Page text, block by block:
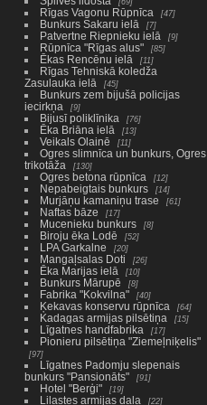
Rīgas Vagonu Rūpnīca 47
Bunkurs Sakaru ielā 7
Patvertne Riepnieku ielā 9
Rūpnīca "Rīgas alus" 85
Ēkas Rencēnu ielā 11
Rīgas Tehniskā koledža
Zasulauka ielā
45
Bunkurs zem bijušā policijas
iecirkņa
9
Bijusī poliklīnika 76
Ēka Briāna ielā 13
Veikals Olainē 11
Ogres slimnīca un bunkurs, Ogres
trikotāža
130
Ogres betona rūpnīca 12
Nepabeigtais bunkurs 14
Murjāņu kamaniņu trase 61
Naftas bāze 17
Mucenieku bunkurs 8
Biroju ēka Lodē 52
LPA Garkalne 20
Mangaļsalas Doti 26
Ēka Marijas ielā 10
Bunkurs Mārupē 8
Fabrika "Kokvilna" 40
Ķekavas konservu rūpnīca 64
Kadagas armijas pilsētiņa 15
Līgatnes handfabrika 17
Pionieru pilsētiņa "Ziemeļniķelis"
97
Līgatnes Padomju slepenais
bunkurs "Pansionāts"
91
Hotel "Berģi" 19
Lilastes armijas daļa 22